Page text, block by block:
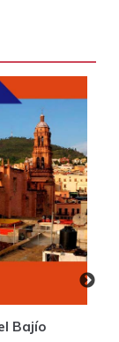
Bajío